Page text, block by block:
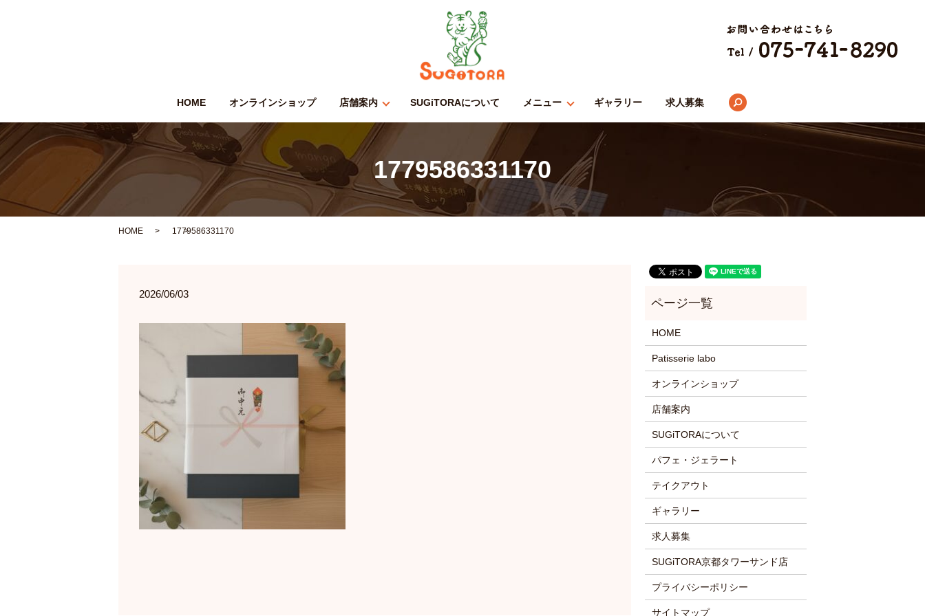
HOME オンラインショップ 店舗案内 SUGiTORAについて メニュー ギャラリー 求人募集
1779586331170
HOME 1779586331170
2026/06/03
HOME
Patisserie labo
オンラインショップ
店舗案内
SUGiTORAについて
パフェ・ジェラート
テイクアウト
ギャラリー
求人募集
SUGiTORA京都タワーサンド店
プライバシーポリシー
サイトマップ